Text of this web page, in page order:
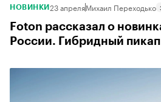
НОВИНКИ 23 апреляМихаил Переходько
Foton рассказал о
России. Гибридный пикап